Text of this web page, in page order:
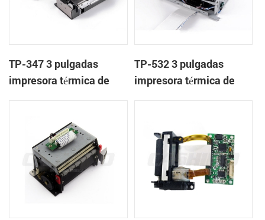
TP-347 3 pulgadas
impresora térmica de
TP-532 3 pulgadas
impresora térmica de